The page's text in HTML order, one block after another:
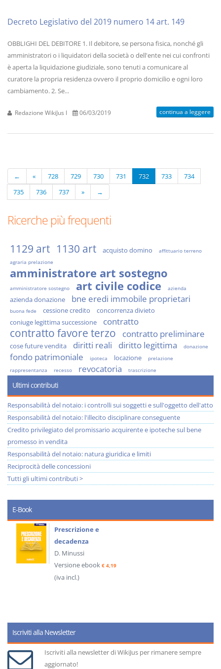
Decreto Legislativo del 2019 numero 14 art. 149
OBBLIGHI DEL DEBITORE 1. Il debitore, se persona fisica, nonché gli
amministratori o i liquidatori della società o dell'ente nei cui confronti
è aperta la liquidazione giudiziale, sono tenuti a comunicare al
curatore la propria residenza ovvero il proprio domicilio e ogni loro
cambiamento. 2. Se...
Redazione WikiJus I 06/03/2019 continua a leggere
← « 728 729 730 731 732 733
734
735
736 737 » →
Ricerche più frequenti
1129 art 1130 art acquisto domino
affittuario terreno
agraria prelazione
amministratore art sostegno
amministratore sostegno art civile codice azienda
azienda donazione bne eredi immobile proprietari
buona fede cessione credito
concorrenza divieto
coniuge legittima successione
contratto
contratto favore terzo contratto preliminare
cose future vendita diritti reali diritto legittima donazione
fondo patrimoniale ipoteca locazione
prelazione
rappresentanza
recesso revocatoria trascrizione
Ultimi contributi
Responsabilità del notaio: i controlli sui soggetti e sull'oggetto dell'atto
Responsabilità del notaio: l'illecito disciplinare conseguente
Credito privilegiato del promissario acquirente e ipoteche sul bene
promesso in vendita
Responsabilità del notaio: natura giuridica e limiti
Reciprocità delle concessioni
Tutti gli ultimi contributi >
E-Book
Prescrizione e
decadenza
D. Minussi
Versione ebook € 4,19
(iva incl.)
Iscriviti alla Newsletter
Iscriviti alla newsletter di WikiJus per rimanere sempre
aggiornato!